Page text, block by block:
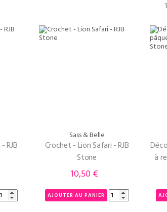
RJB
Sass & Belle
Crochet - Lion Safari - RJB
Stone
Prix
10,50 €
AJOUTER AU PANIER
à